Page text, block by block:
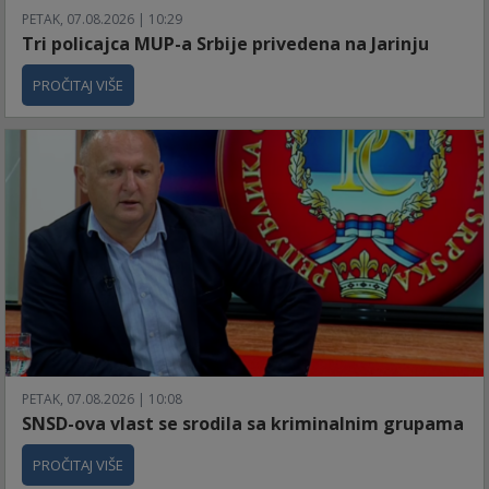
PETAK, 07.08.2026 | 10:29
Tri policajca MUP-a Srbije privedena na Jarinju
PROČITAJ VIŠE
PETAK, 07.08.2026 | 10:08
SNSD-ova vlast se srodila sa kriminalnim grupama
PROČITAJ VIŠE